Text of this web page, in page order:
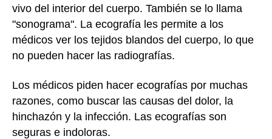
vivo del interior del cuerpo. También se lo llama
"sonograma". La ecografía les permite a los
médicos ver los tejidos blandos del cuerpo, lo que
no pueden hacer las radiografías.
Los médicos piden hacer ecografías por muchas
razones, como buscar las causas del dolor, la
hinchazón y la infección. Las ecografías son
seguras e indoloras.